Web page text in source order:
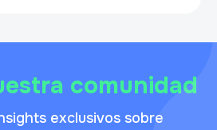
comunidad
exclusivos sobre